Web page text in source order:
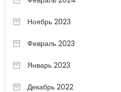
Ноябрь 2023
Февраль 2023
Январь 2023
Декабрь 2022